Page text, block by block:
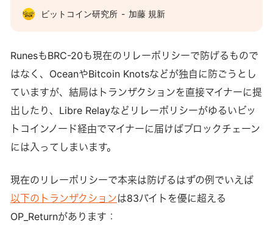
安くはありませんが、最近話題になっているのはテストネッ
トの手数料水準の高騰です。 ビットコインにはPoWを採用す
テストネットとしてSignet、ローカル環境で実行できる
Regtestなどいくつかのテスト用ネットワークとブロックチ
ェーンが存在します。その中でも一番古いTestnetはブロック
り、コインの入手が難しいなど使い勝手が悪いという問題を
抱えており、他の選択肢がある現在はそれほど人気のあるネ
ットワークではありません。 ところが人気のブロックチェー
てみると、なんと現在150ブロック分以上もトランザクショ
ンがメモリプールに存在しているではありませんか！中身を
覗いてみるとInscriptionのようなサイズの大きいトランザク
ビットコイン研究所 加藤 規新
RunesもBRC-20も現在のリレーポリシーで防げるもので
はなく、OceanやBitcoin Knotsなどが独自に防ごうとし
ていますが、結局はトランザクションを直接マイナーに提
出したり、Libre Relayなどリレーポリシーがゆるいビッ
トコインノード経由でマイナーに届けばブロックチェーン
には入ってしまいます。
現在のリレーポリシーで本来は防げるはずの例でいえば
以下のトランザクションは83バイトを優に超える
OP_Returnがあります：